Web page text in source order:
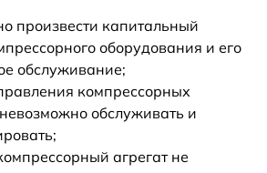
произвести капитальный
оборудования и его
обслуживание;
компрессорных
обслуживать и
агрегат не